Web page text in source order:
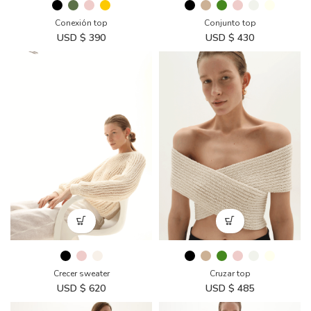
Conexión top
USD $ 390
Conjunto top
USD $ 430
Crecer sweater
USD $ 620
Cruzar top
USD $ 485